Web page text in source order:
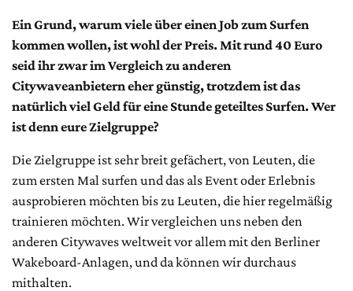
Ein Grund, warum viele über einen Job zum Surfen
kommen wollen, ist wohl der Preis. Mit rund 40 Euro
seid ihr zwar im Vergleich zu anderen
Citywaveanbietern eher günstig, trotzdem ist das
natürlich viel Geld für eine Stunde geteiltes Surfen. Wer
ist denn eure Zielgruppe?
Die Zielgruppe ist sehr breit gefächert, von Leuten, die
zum ersten Mal surfen und das als Event oder Erlebnis
ausprobieren möchten bis zu Leuten, die hier regelmäßig
trainieren möchten. Wir vergleichen uns neben den
anderen Citywaves weltweit vor allem mit den Berliner
Wakeboard-Anlagen, und da können wir durchaus
mithalten.